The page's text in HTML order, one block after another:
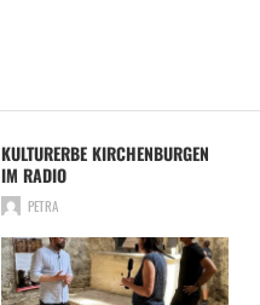
KULTURERBE KIRCHENBURGEN
IM RADIO
PETRA